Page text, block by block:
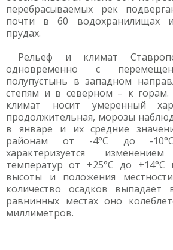
перебрасываемых рек
почти в 60 водохранилищах и
прудах.
Рельеф и климат
одновременно с
полупустынь в западном
степям и в северном – к горам.
климат носит умеренный
продолжительная, морозы
в январе и их средние
районам от -4°С до -
характеризуется
температур от +25°С до +14°С
высоты и положения
количество осадков
равнинных местах оно
миллиметров.